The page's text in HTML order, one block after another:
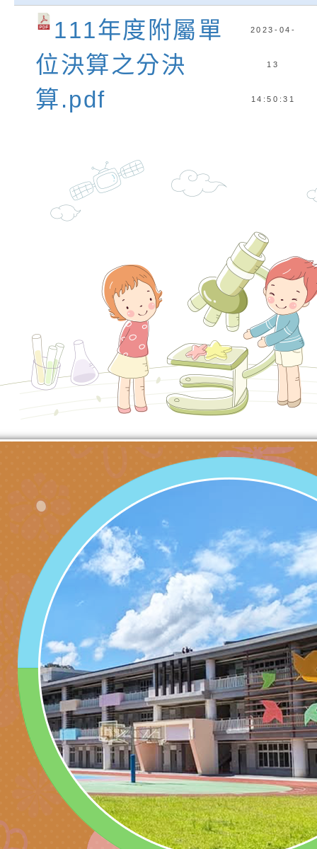
（CRPD）第三次國
約專要文件及附件英
檢送行政院新聞傳播
月份公共服務政策溝
訊
轉知教育部國民及學
辦理「115年度促進
緒學習知能研習」
檢送桃園市政府LED
字稿及LCD託播影片
函轉有關本府新聞
6月交通安全宣導標
份及道安宣導影像素
有關「115年各賣場
設置防災(颱)專區」
信誼基金會於6／27
【打噴嚏、流鼻水、
0-8歲抗過敏照護指
童過敏免疫專家 林
講】親職講座
檢送桃園市政府LED
字稿及LCD託播影片
檢送桃園市政府家庭
「小桃家6月課程資
約幸福生活-婚前教
坊」、「幸福婚姻系
座」、「2026開心
家庭好時光」海報
檢送桃園市政府LED
字稿及LCD託播影（
轉知財團法人天主教
立蘆葦啟智中心辦理
而立》蘆葦三十．創
成果分享會
有關桃園市桃園區西
學辦理115年度區域
充實方案：「視」
覺暫留創意應用與實
檢送桃園市政府LED
字稿及LCD託播影（
有關桃園市桃園區新
學辦理115年度區域
充實方案：「怪創劇
角色驅動的聲音與故
「學生申訴及再申訴
關事項
檢送行政院新聞傳播
月份公共服務政策溝
訊
台北松山文創園區5
「櫻桃小丸子原作40
展」
檢送桃園市政府LED
字稿及LCD託播影（
轉知國立臺灣師範大
「115學年度身心障
知能研習」
檢送桃園市政府LED
字稿
函轉國立臺灣師範大
「115學年度身心障
知能研習」
有關桃園市八德區大
學辦理「音樂班第
樂會-憶起玩樂」
檢送桃園市政府家庭
「小桃家5月課程資
子的人際必修課」、
檢送「小桃家幸福+
實體座談會」海報
函轉臺北市勞動力重
111年度附屬單
位決算之分決
算.pdf
2023-04-
13
14:50:31